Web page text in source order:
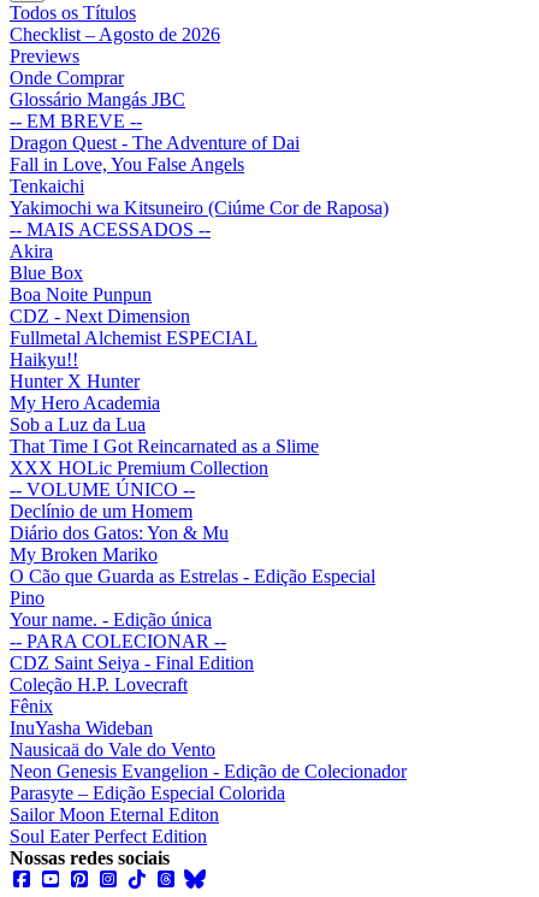
Todos os Títulos
Checklist – Agosto de 2026
Previews
Onde Comprar
Glossário Mangás JBC
-- EM BREVE --
Dragon Quest - The Adventure of Dai
Fall in Love, You False Angels
Tenkaichi
Yakimochi wa Kitsuneiro (Ciúme Cor de Raposa)
-- MAIS ACESSADOS --
Akira
Blue Box
Boa Noite Punpun
CDZ - Next Dimension
Fullmetal Alchemist ESPECIAL
Haikyu!!
Hunter X Hunter
My Hero Academia
Sob a Luz da Lua
That Time I Got Reincarnated as a Slime
XXX HOLic Premium Collection
-- VOLUME ÚNICO --
Declínio de um Homem
Diário dos Gatos: Yon & Mu
My Broken Mariko
O Cão que Guarda as Estrelas - Edição Especial
Pino
Your name. - Edição única
-- PARA COLECIONAR --
CDZ Saint Seiya - Final Edition
Coleção H.P. Lovecraft
Fênix
InuYasha Wideban
Nausicaä do Vale do Vento
Neon Genesis Evangelion - Edição de Colecionador
Parasyte – Edição Especial Colorida
Sailor Moon Eternal Editon
Soul Eater Perfect Edition
Nossas redes sociais